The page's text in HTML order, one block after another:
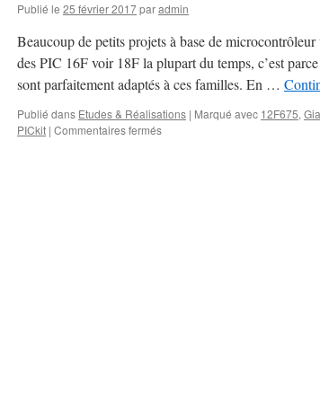
Publié le 25 février 2017paradmin
Beaucoup de petits projets à base de
des PIC 16F voir 18F la plupart du temps, c’est
sont parfaitement adaptés à ces familles. En …
Publié dans Etudes & Réalisations | Marqué avec 12F675,
PICkit | Commentaires ferméssur